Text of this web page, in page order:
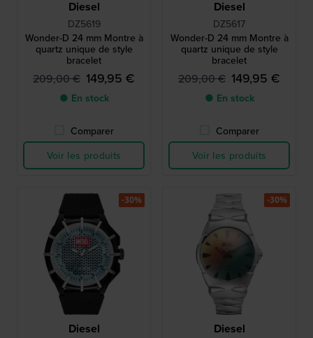
Diesel
DZ5619
Wonder-D 24 mm Montre à
quartz unique de style
bracelet
209,00 € 149,95 €
● En stock
Comparer
Voir les produits
Diesel
DZ5617
Wonder-D 24 mm Montre à
quartz unique de style
bracelet
209,00 € 149,95 €
● En stock
Comparer
Voir les produits
Diesel
-30%
Diesel
-30%